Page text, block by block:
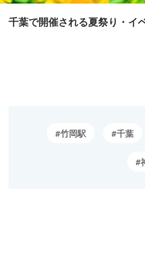
千葉で開催される夏祭り・イ
竹岡駅 千葉